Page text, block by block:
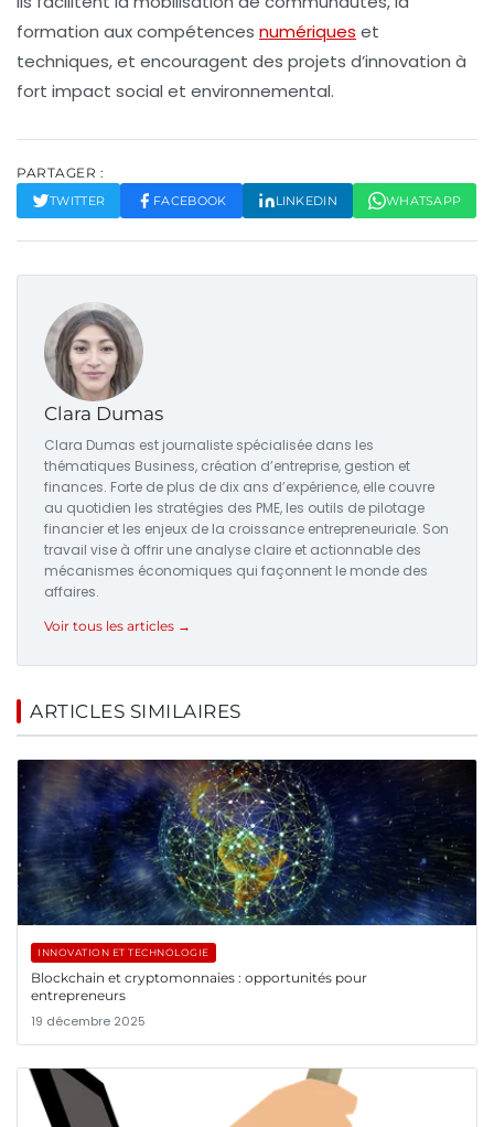
formation aux compétences numériques et
techniques, et encouragent des projets d’innovation à
fort impact social et environnemental.
PARTAGER :
TWITTER FACEBOOK LINKEDIN WHATSAPP
Clara Dumas
Clara Dumas est journaliste spécialisée dans les
thématiques Business, création d’entreprise, gestion et
finances. Forte de plus de dix ans d’expérience, elle couvre
au quotidien les stratégies des PME, les outils de pilotage
financier et les enjeux de la croissance entrepreneuriale. Son
travail vise à offrir une analyse claire et actionnable des
mécanismes économiques qui façonnent le monde des
affaires.
Voir tous les articles →
ARTICLES SIMILAIRES
INNOVATION ET TECHNOLOGIE
Blockchain et cryptomonnaies : opportunités pour
entrepreneurs
19 décembre 2025